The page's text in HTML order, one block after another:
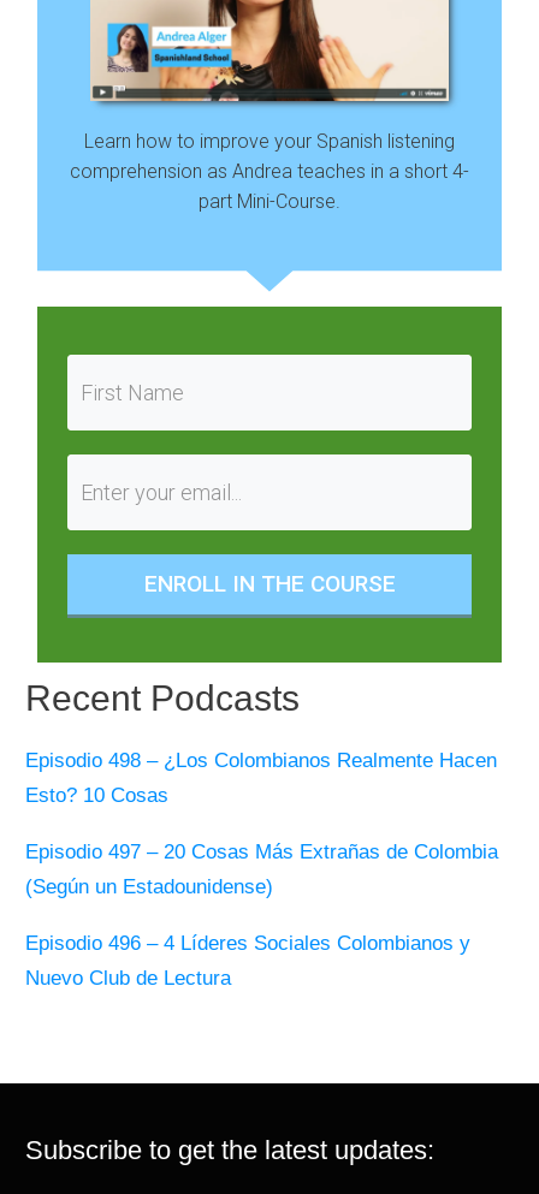
Learn how to improve your Spanish listening
comprehension as Andrea teaches in a short 4-
part Mini-Course.
ENROLL IN THE COURSE
Recent Podcasts
Episodio 498 – ¿Los Colombianos Realmente Hacen
Esto? 10 Cosas
Episodio 497 – 20 Cosas Más Extrañas de Colombia
(Según un Estadounidense)
Episodio 496 – 4 Líderes Sociales Colombianos y
Nuevo Club de Lectura
Subscribe to get the latest updates: